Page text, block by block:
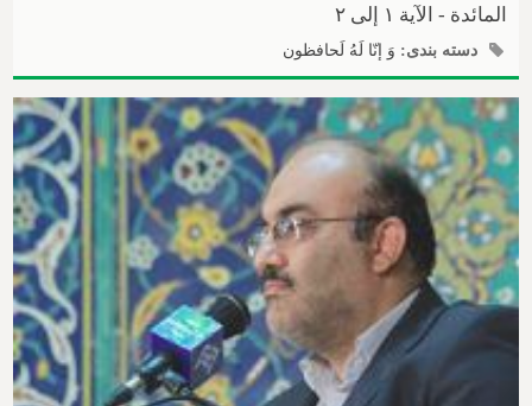
المائدة - الآیة ۱ إلی ۲
دسته بندی: وَ إنّا لَهُ لَحافظون